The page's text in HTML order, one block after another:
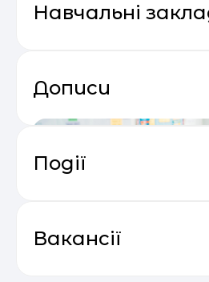
Навчальні
Дописи
Події
Маркетинг”
Вакансії